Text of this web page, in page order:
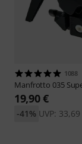
1088
Manfrotto 035
19,90 €
UVP: 33,69
-41%